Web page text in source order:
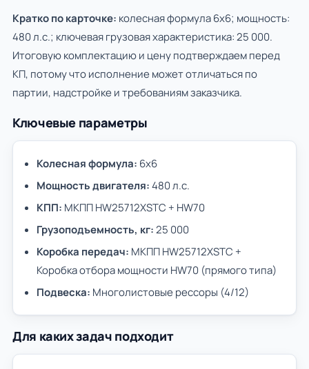
Кратко по карточке: колесная формула 6х6; мощность:
480 л.с.; ключевая грузовая характеристика: 25 000.
Итоговую комплектацию и цену подтверждаем перед
КП, потому что исполнение может отличаться по
партии, надстройке и требованиям заказчика.
Ключевые параметры
Колесная формула: 6х6
Мощность двигателя:480 л.с.
КПП: МКПП HW25712XSTС + HW70
Грузоподъемность, кг:25 000
Коробка передач: МКПП HW25712XSTС +
Коробка отбора мощности HW70 (прямого типа)
Подвеска: Многолистовые рессоры (4/12)
Для каких задач подходит